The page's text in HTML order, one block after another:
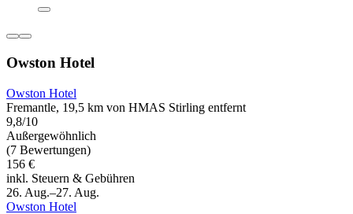
Owston Hotel
Owston Hotel
Fremantle, 19,5 km von HMAS Stirling entfernt
9,8/10
Außergewöhnlich
(7 Bewertungen)
156 €
inkl. Steuern & Gebühren
26. Aug.–27. Aug.
Owston Hotel